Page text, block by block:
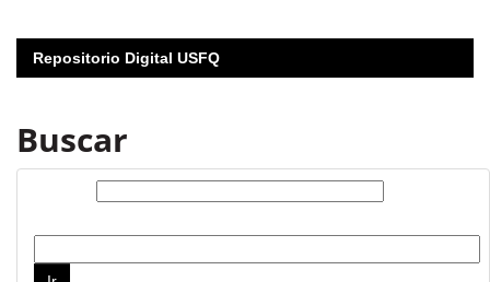
Repositorio Digital USFQ
Buscar